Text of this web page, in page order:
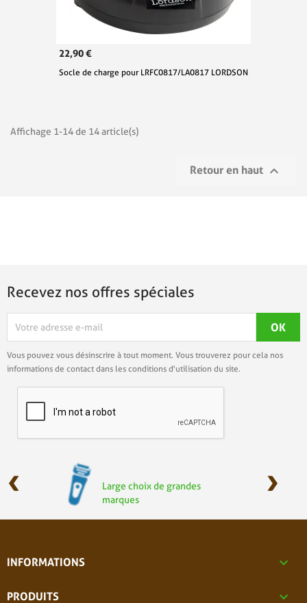
22,90 €
Socle de charge pour LRFC0817/LA0817 LORDSON
Affichage 1-14 de 14 article(s)
Retour en haut 
Recevez nos offres spéciales
Vous pouvez vous désinscrire à tout moment. Vous trouverez pour cela nos
informations de contact dans les conditions d'utilisation du site.
Large choix de grandes
marques
‹ ›
INFORMATIONS 
PRODUITS 